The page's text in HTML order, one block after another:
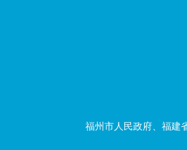
福州市人民政府、福建